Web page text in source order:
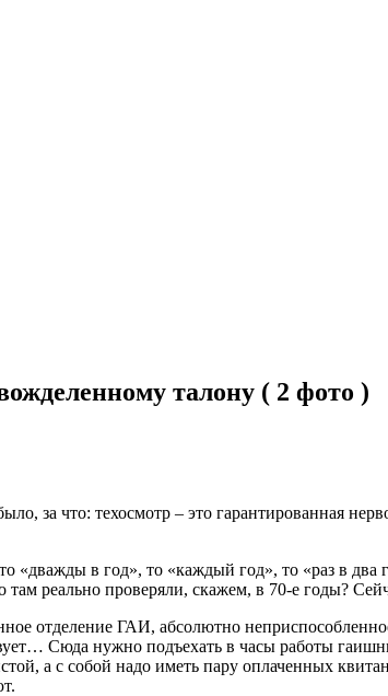
талону ( 2 фото )
за что: техосмотр – это гарантированная
«дважды в год», то «каждый год», то «раз в
там реально проверяли, скажем, в 70-е годы?
отделение ГАИ, абсолютно
Сюда нужно подъехать в часы работы
а с собой надо иметь пару оплаченных